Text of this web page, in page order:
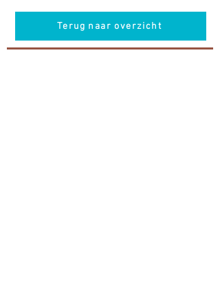
Terug naar overzicht